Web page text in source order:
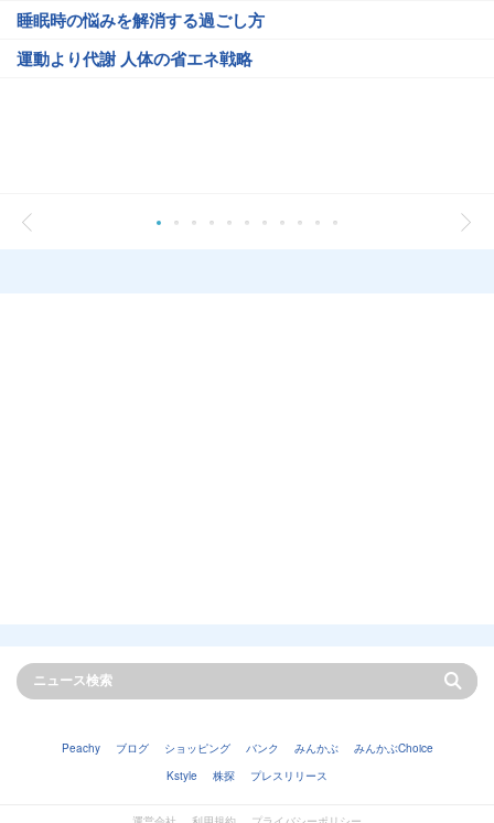
睡眠時の悩みを解消する過ごし方
運動より代謝 人体の省エネ戦略
Peachy ブログ ショッピング バンク みんかぶ
みんかぶChoice
Kstyle
株探 プレスリリース